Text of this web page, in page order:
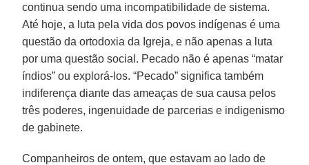
continua sendo uma incompatibilidade de sistema.
Até hoje, a luta pela vida dos povos indígenas é uma
questão da ortodoxia da Igreja, e não apenas a luta
por uma questão social. Pecado não é apenas “matar
índios” ou explorá-los. “Pecado” significa também
indiferença diante das ameaças de sua causa pelos
três poderes, ingenuidade de parcerias e indigenismo
de gabinete.
Companheiros de ontem, que estavam ao lado de